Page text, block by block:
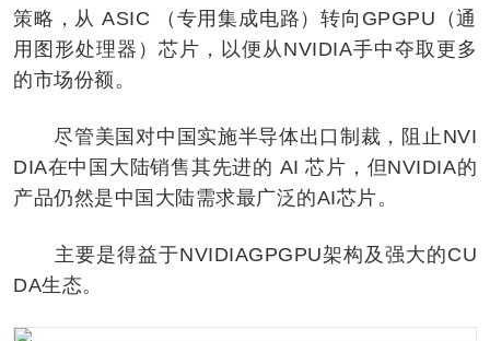
策略，从 ASIC （专用集成电路）转向GPGPU（通
用图形处理器）芯片，以便从NVIDIA手中夺取更多
的市场份额。
尽管美国对中国实施半导体出口制裁，阻止NVI
DIA在中国大陆销售其先进的 AI 芯片，但NVIDIA的
产品仍然是中国大陆需求最广泛的AI芯片。
主要是得益于NVIDIAGPGPU架构及强大的CU
DA生态。